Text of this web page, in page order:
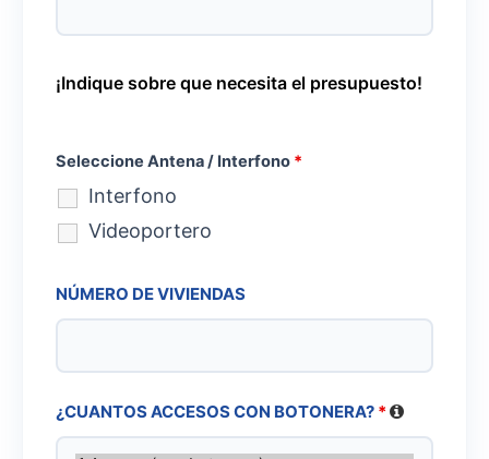
¡Indique sobre que necesita el presupuesto!
Seleccione Antena / Interfono *
Interfono
Videoportero
NÚMERO DE VIVIENDAS
¿CUANTOS ACCESOS CON BOTONERA? *